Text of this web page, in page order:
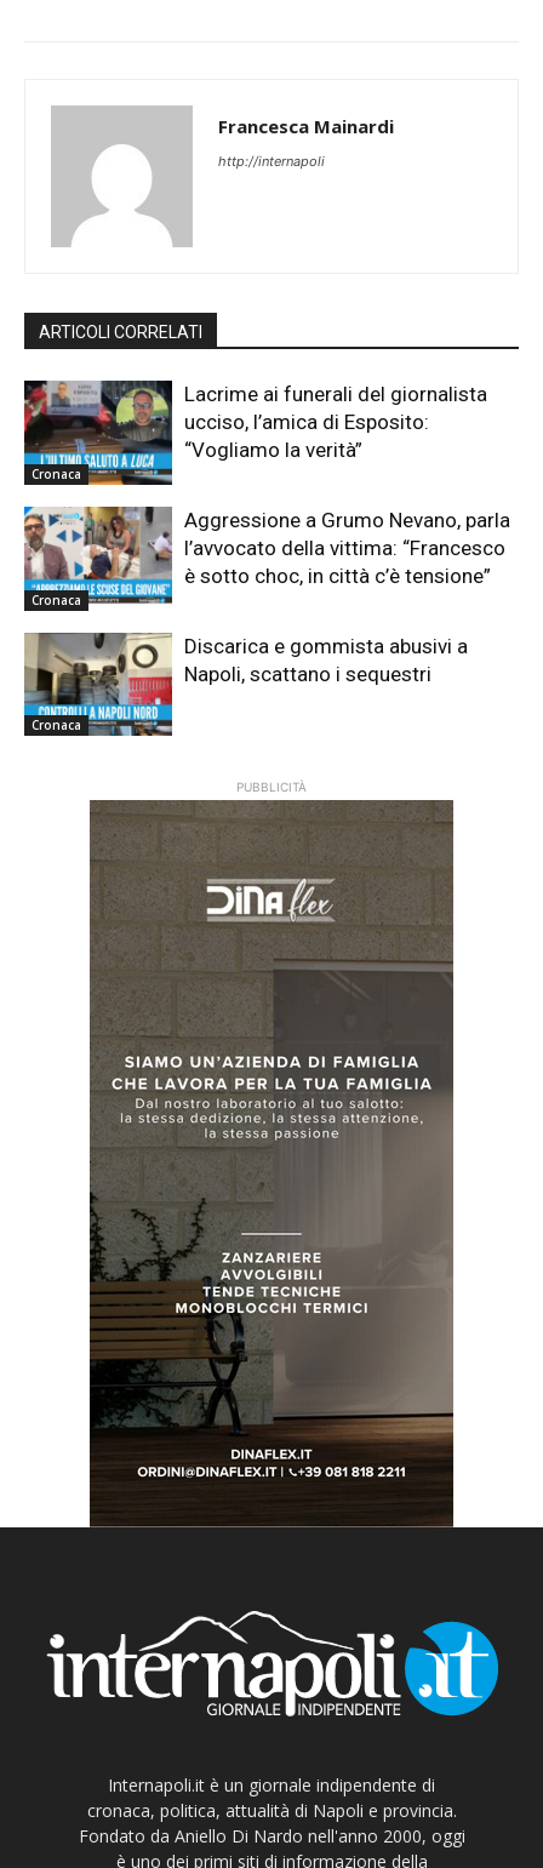
Francesca Mainardi
http://internapoli
ARTICOLI CORRELATI
Cronaca
Lacrime ai funerali del giornalista
ucciso, l’amica di Esposito:
“Vogliamo la verità”
Cronaca
Aggressione a Grumo Nevano, parla
l’avvocato della vittima: “Francesco
è sotto choc, in città c’è tensione”
Cronaca
Discarica e gommista abusivi a
Napoli, scattano i sequestri
PUBBLICITÀ
Internapoli.it è un giornale indipendente di
cronaca, politica, attualità di Napoli e provincia.
Fondato da Aniello Di Nardo nell'anno 2000, oggi
è uno dei primi siti di informazione della